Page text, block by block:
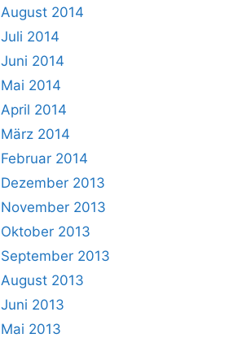
August 2014
Juli 2014
Juni 2014
Mai 2014
April 2014
März 2014
Februar 2014
Dezember 2013
November 2013
Oktober 2013
September 2013
August 2013
Juni 2013
Mai 2013